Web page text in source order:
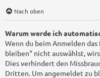
Nach oben
Warum werde ich
Wenn du beim Anmelden
bleiben“ nicht auswählst,
Dies verhindert den
Dritten. Um angemeldet zu